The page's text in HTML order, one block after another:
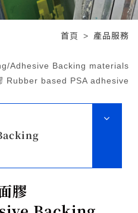
首頁 產品服務
Adhesive Backing materials
Rubber based PSA adhesive
膠